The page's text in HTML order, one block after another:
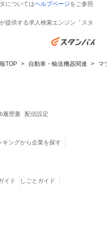
についてはヘルプページをご参照
提供する求人検索エンジン「スタ
TOP 自動車・輸送機器関連 マ
履歴書 配信設定
キングから企業を探す
イド
しごとガイド